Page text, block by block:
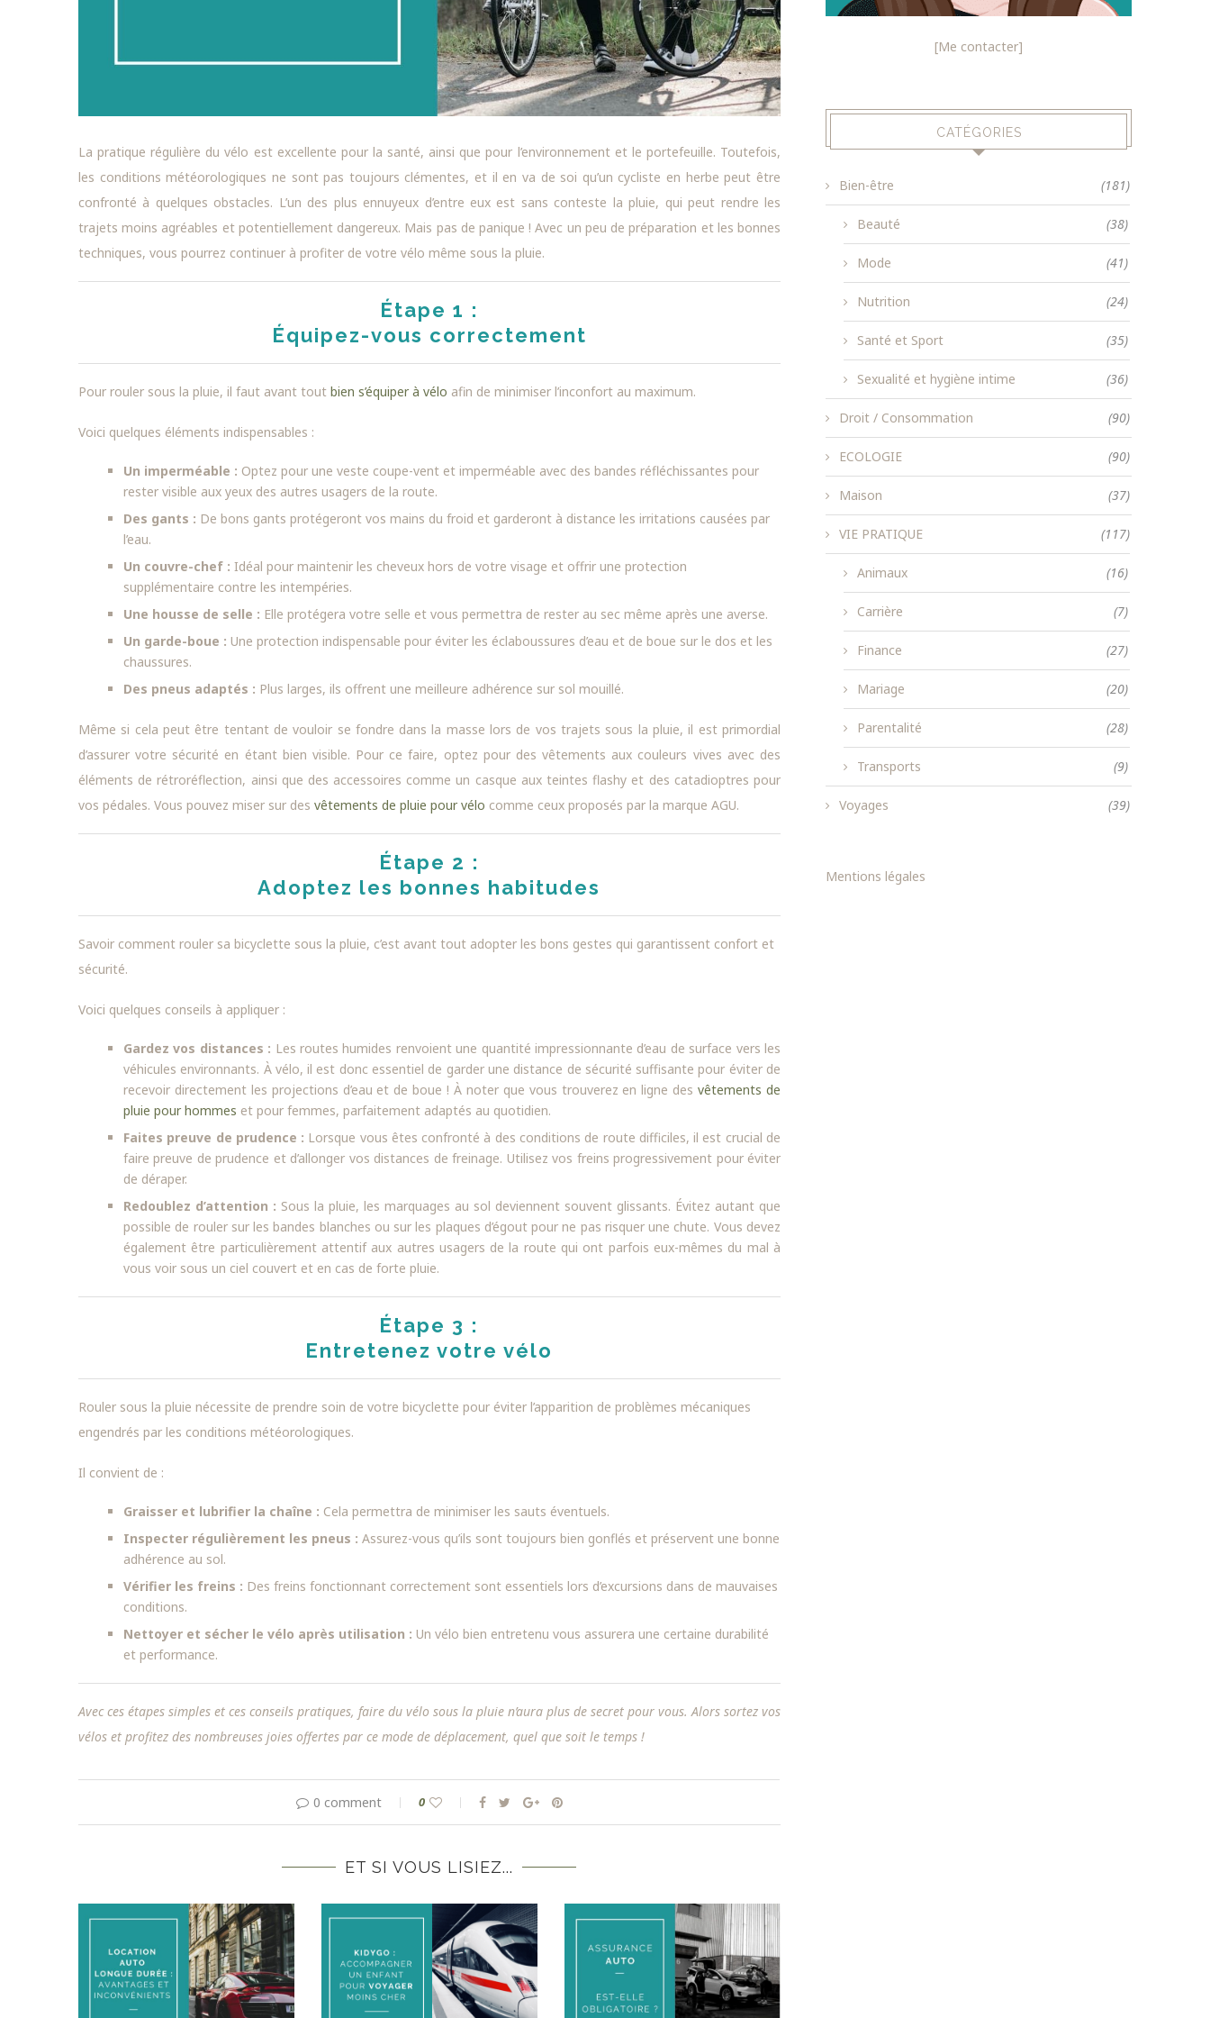
La pratique régulière du vélo est excellente pour la santé, ainsi que pour l’environnement et le portefeuille. Toutefois,
les conditions météorologiques ne sont pas toujours clémentes, et il en va de soi qu’un cycliste en herbe peut être
confronté à quelques obstacles. L’un des plus ennuyeux d’entre eux est sans conteste la pluie, qui peut rendre les
trajets moins agréables et potentiellement dangereux. Mais pas de panique ! Avec un peu de préparation et les bonnes
techniques, vous pourrez continuer à profiter de votre vélo même sous la pluie.
Étape 1 :
Équipez-vous correctement
Pour rouler sous la pluie, il faut avant tout bien s’équiper à vélo afin de minimiser l’inconfort au maximum.
Voici quelques éléments indispensables :
Un imperméable : Optez pour une veste coupe-vent et imperméable avec des bandes réfléchissantes pour
rester visible aux yeux des autres usagers de la route.
Des gants : De bons gants protégeront vos mains du froid et garderont à distance les irritations causées par
l’eau.
Un couvre-chef : Idéal pour maintenir les cheveux hors de votre visage et offrir une protection
supplémentaire contre les intempéries.
Une housse de selle : Elle protégera votre selle et vous permettra de rester au sec même après une averse.
Un garde-boue : Une protection indispensable pour éviter les éclaboussures d’eau et de boue sur le dos et les
chaussures.
Des pneus adaptés : Plus larges, ils offrent une meilleure adhérence sur sol mouillé.
Même si cela peut être tentant de vouloir se fondre dans la masse lors de vos trajets sous la pluie, il est primordial
d’assurer votre sécurité en étant bien visible. Pour ce faire, optez pour des vêtements aux couleurs vives avec des
éléments de rétroréflection, ainsi que des accessoires comme un casque aux teintes flashy et des catadioptres pour
vos pédales. Vous pouvez miser sur des vêtements de pluie pour vélo comme ceux proposés par la marque AGU.
Étape 2 :
Adoptez les bonnes habitudes
Savoir comment rouler sa bicyclette sous la pluie, c’est avant tout adopter les bons gestes qui garantissent confort et
sécurité.
Voici quelques conseils à appliquer :
Gardez vos distances : Les routes humides renvoient une quantité impressionnante d’eau de surface vers les
véhicules environnants. À vélo, il est donc essentiel de garder une distance de sécurité suffisante pour éviter de
recevoir directement les projections d’eau et de boue ! À noter que vous trouverez en ligne desvêtements de
pluie pour hommes et pour femmes, parfaitement adaptés au quotidien.
Faites preuve de prudence : Lorsque vous êtes confronté à des conditions de route difficiles, il est crucial de
faire preuve de prudence et d’allonger vos distances de freinage. Utilisez vos freins progressivement pour éviter
de déraper.
Redoublez d’attention : Sous la pluie, les marquages au sol deviennent souvent glissants. Évitez autant que
possible de rouler sur les bandes blanches ou sur les plaques d’égout pour ne pas risquer une chute. Vous devez
également être particulièrement attentif aux autres usagers de la route qui ont parfois eux-mêmes du mal à
vous voir sous un ciel couvert et en cas de forte pluie.
Étape 3 :
Entretenez votre vélo
Rouler sous la pluie nécessite de prendre soin de votre bicyclette pour éviter l’apparition de problèmes mécaniques
engendrés par les conditions météorologiques.
Il convient de :
Graisser et lubrifier la chaîne : Cela permettra de minimiser les sauts éventuels.
Inspecter régulièrement les pneus : Assurez-vous qu’ils sont toujours bien gonflés et préservent une bonne
adhérence au sol.
Vérifier les freins : Des freins fonctionnant correctement sont essentiels lors d’excursions dans de mauvaises
conditions.
Nettoyer et sécher le vélo après utilisation : Un vélo bien entretenu vous assurera une certaine durabilité
et performance.
Avec ces étapes simples et ces conseils pratiques, faire du vélo sous la pluie n’aura plus de secret pour vous. Alors sortez vos
vélos et profitez des nombreuses joies offertes par ce mode de déplacement, quel que soit le temps !
0 comment 0
ET SI VOUS LISIEZ...
[Me contacter]
CATÉGORIES
Bien-être (181)
Beauté (38)
Mode (41)
Nutrition (24)
Santé et Sport (35)
Sexualité et hygiène intime (36)
Droit / Consommation (90)
ECOLOGIE (90)
Maison (37)
VIE PRATIQUE (117)
Animaux (16)
Carrière (7)
Finance (27)
Mariage (20)
Parentalité (28)
Transports (9)
Voyages (39)
Mentions légales